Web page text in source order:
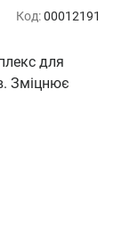
Код:00012191
для
Зміцнює